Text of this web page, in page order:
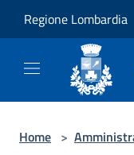
Regione Lombardia
Home >